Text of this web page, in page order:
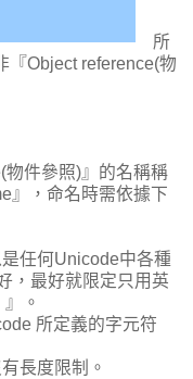
所
『Object reference(物
件參照)』的名稱稱
』，命名時需依據下
任何Unicode中各種
，最好就限定只用英
。
所定義的字元符
長度限制。